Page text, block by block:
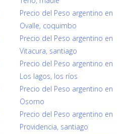
Precio del Peso argentino en
Ovalle, coquimbo
Precio del Peso argentino en
Vitacura, santiago
Precio del Peso argentino en
Los lagos, los ríos
Precio del Peso argentino en
Osorno
Precio del Peso argentino en
Providencia, santiago